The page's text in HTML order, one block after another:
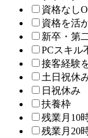
資格なし
資格を活
新卒・第
PCスキル
接客経験
土日祝休
日祝休み
扶養枠
残業月10
残業月20